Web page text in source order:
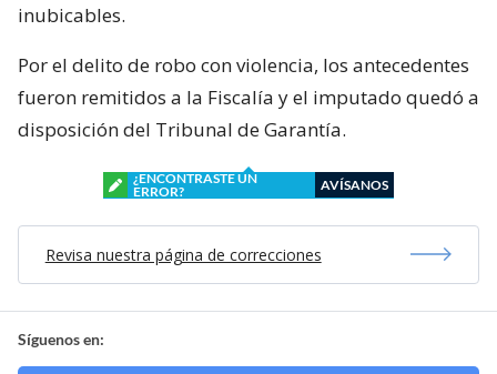
inubicables.
Por el delito de robo con violencia, los antecedentes
fueron remitidos a la Fiscalía y el imputado quedó a
disposición del Tribunal de Garantía.
¿ENCONTRASTE UN
ERROR?
AVÍSANOS
Revisa nuestra página de correcciones
Síguenos en: